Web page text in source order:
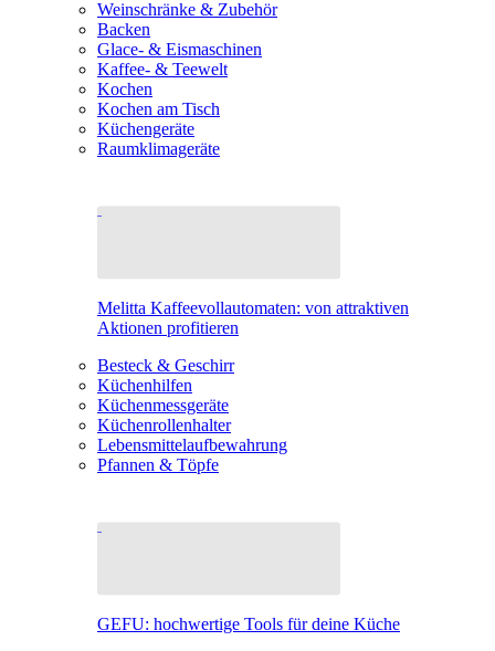
Weinschränke & Zubehör
Backen
Glace- & Eismaschinen
Kaffee- & Teewelt
Kochen
Kochen am Tisch
Küchengeräte
Raumklimageräte
Melitta Kaffeevollautomaten: von attraktiven
Aktionen profitieren
Besteck & Geschirr
Küchenhilfen
Küchenmessgeräte
Küchenrollenhalter
Lebensmittelaufbewahrung
Pfannen & Töpfe
GEFU: hochwertige Tools für deine Küche